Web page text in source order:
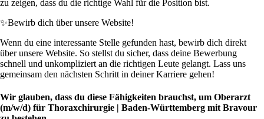
zu zeigen, dass du die richtige Wahl für die Position bist.
✨Bewirb dich über unsere Website!
Wenn du eine interessante Stelle gefunden hast, bewirb dich direkt
über unsere Website. So stellst du sicher, dass deine Bewerbung
schnell und unkompliziert an die richtigen Leute gelangt. Lass uns
gemeinsam den nächsten Schritt in deiner Karriere gehen!
Wir glauben, dass du diese Fähigkeiten brauchst, um Oberarzt
(m/w/d) für Thoraxchirurgie | Baden-Württemberg mit Bravour